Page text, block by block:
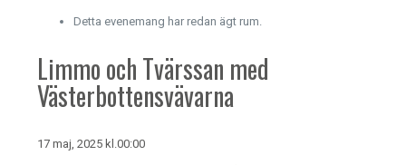
Detta evenemang har redan ägt rum.
Limmo och Tvärssan med
Västerbottensvävarna
17 maj, 2025 kl.00:00